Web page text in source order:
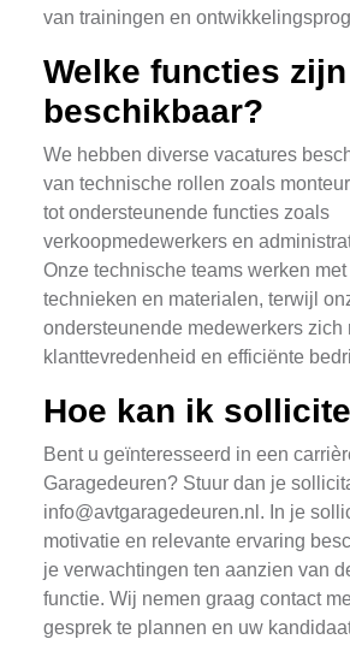
van trainingen en
Welke functies zijn
beschikbaar?
We hebben diverse vacatures
van technische rollen zoals
tot ondersteunende functies zoals
verkoopmedewerkers en
Onze technische teams werken
technieken en materialen, terwijl
ondersteunende medewerkers zich
klanttevredenheid en efficiënte
Hoe kan ik
Bent u geïnteresseerd in een
Garagedeuren? Stuur dan je
info@avtgaragedeuren.nl . In je
motivatie en relevante ervaring
je verwachtingen ten aanzien van
functie. Wij nemen graag contact
gesprek te plannen en uw